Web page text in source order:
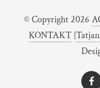
© Copyright 2026
KONTAKT